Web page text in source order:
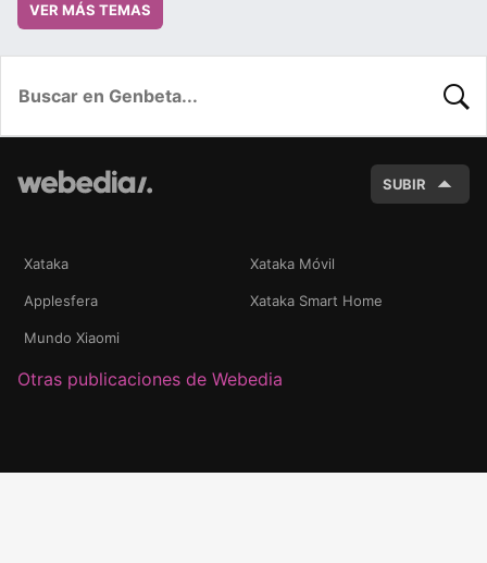
VER MÁS TEMAS
SUBIR
Xataka Xataka Móvil
Applesfera Xataka Smart Home
Mundo Xiaomi
Otras publicaciones de Webedia